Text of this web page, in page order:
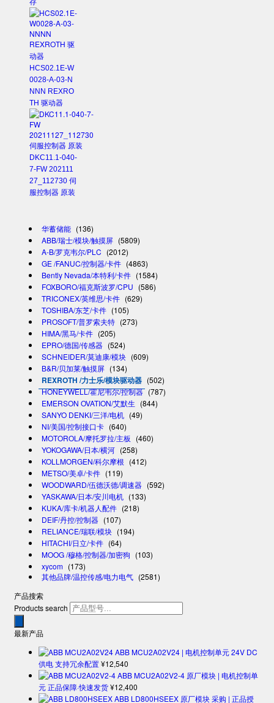
存
HCS02.1E-W
0028-A-03-N
NNN REXRO
TH 驱动器
DKC11.1-040-
7-FW 202111
27_112730 伺
服控制器 原装
华蓄储能 (136)
ABB/瑞士/模块/触摸屏 (5809)
A-B/罗克韦尔/PLC (2012)
GE /FANUC/控制器/卡件 (4863)
Bently Nevada/本特利/卡件 (1584)
FOXBORO/福克斯波罗/CPU (586)
TRICONEX/英维思/卡件 (629)
TOSHIBA/东芝/卡件 (105)
PROSOFT/普罗索夫特 (273)
HIMA/黑马/卡件 (205)
EPRO/德国/传感器 (524)
SCHNEIDER/莫迪康/模块 (609)
B&R/贝加莱/触摸屏 (134)
REXROTH /力士乐/模块驱动器 (502)
HONEYWELL/霍尼韦尔/控制器 (787)
EMERSON OVATION/艾默生 (844)
SANYO DENKI/三洋/电机 (49)
NI/美国/控制接口卡 (640)
MOTOROLA/摩托罗拉/主板 (460)
YOKOGAWA/日本/横河 (258)
KOLLMORGEN/科尔摩根 (412)
METSO/美卓/卡件 (119)
WOODWARD/伍德沃德/调速器 (592)
YASKAWA/日本/安川电机 (133)
KUKA/库卡/机器人配件 (218)
DEIF/丹控/控制器 (107)
RELIANCE/瑞联/模块 (194)
HITACHI/日立/卡件 (64)
MOOG /穆格/控制器/加密狗 (103)
xycom (173)
其他品牌/温控传感/电力电气 (2581)
产品搜索
Products search
最新产品
ABB MCU2A02V24 | 电机控制单元 24V DC
供电 支持冗余配置¥12,540
ABB MCU2A02V2-4 原厂模块 | 电机控制单
元 正品保障·快速发货¥12,400
ABB LD800HSEEX 原厂模块 采购 | 正品授